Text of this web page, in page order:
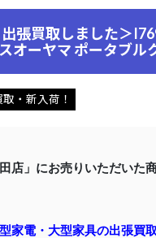
張買取しました＞
オーヤマ ポータブル
取・新入荷！
店」にお売りいただいた
家電・大型家具の出張買取